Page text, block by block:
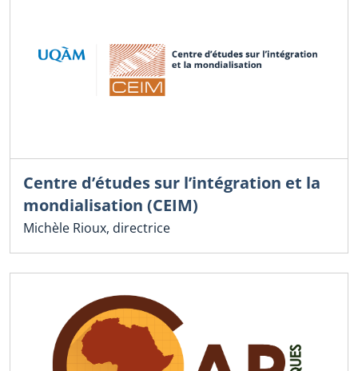
Centre d’études sur l’intégration et la
mondialisation (CEIM)
Michèle Rioux, directrice